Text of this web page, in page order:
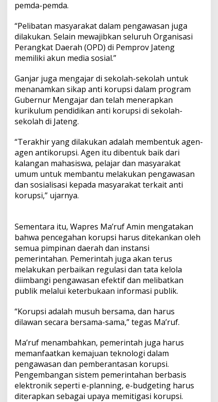
pemda-pemda.
“Pelibatan masyarakat dalam pengawasan juga
dilakukan. Selain mewajibkan seluruh Organisasi
Perangkat Daerah (OPD) di Pemprov Jateng
memiliki akun media sosial.”
Ganjar juga mengajar di sekolah-sekolah untuk
menanamkan sikap anti korupsi dalam program
Gubernur Mengajar dan telah menerapkan
kurikulum pendidikan anti korupsi di sekolah-
sekolah di Jateng.
“Terakhir yang dilakukan adalah membentuk agen-
agen antikorupsi. Agen itu dibentuk baik dari
kalangan mahasiswa, pelajar dan masyarakat
umum untuk membantu melakukan pengawasan
dan sosialisasi kepada masyarakat terkait anti
korupsi,” ujarnya.
Sementara itu, Wapres Ma’ruf Amin mengatakan
bahwa pencegahan korupsi harus ditekankan oleh
semua pimpinan daerah dan instansi
pemerintahan. Pemerintah juga akan terus
melakukan perbaikan regulasi dan tata kelola
diimbangi pengawasan efektif dan melibatkan
publik melalui keterbukaan informasi publik.
“Korupsi adalah musuh bersama, dan harus
dilawan secara bersama-sama,” tegas Ma’ruf.
Ma’ruf menambahkan, pemerintah juga harus
memanfaatkan kemajuan teknologi dalam
pengawasan dan pemberantasan korupsi.
Pengembangan sistem pemerintahan berbasis
elektronik seperti e-planning, e-budgeting harus
diterapkan sebagai upaya memitigasi korupsi.